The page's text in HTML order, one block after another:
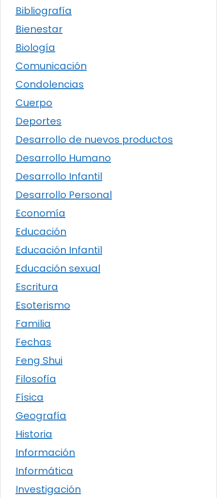
Bibliografía
Bienestar
Biología
Comunicación
Condolencias
Cuerpo
Deportes
Desarrollo de nuevos productos
Desarrollo Humano
Desarrollo Infantil
Desarrollo Personal
Economía
Educación
Educación Infantil
Educación sexual
Escritura
Esoterismo
Familia
Fechas
Feng Shui
Filosofía
Física
Geografía
Historia
Información
Informática
Investigación